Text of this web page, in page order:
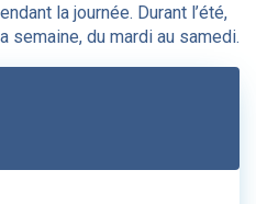
la journée. Durant l’été,
semaine, du mardi au samedi.